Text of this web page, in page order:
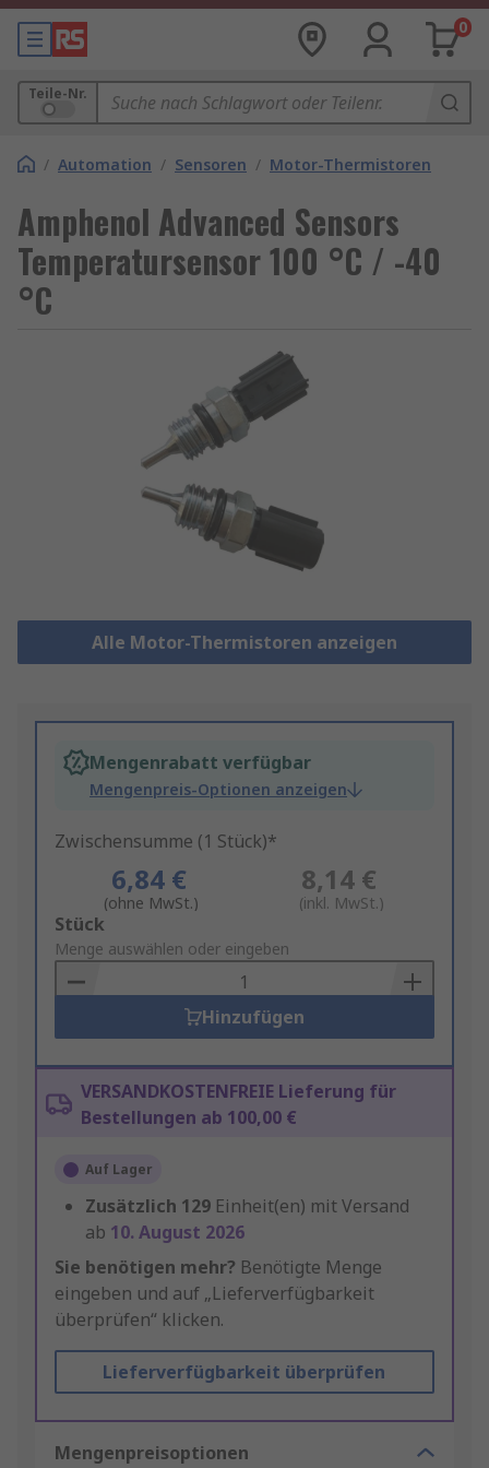
0
Teile-Nr.
/ Automation / Sensoren / Motor-Thermistoren
Amphenol Advanced Sensors
Temperatursensor 100 °C / -40
°C
Alle Motor-Thermistoren anzeigen
Mengenrabatt verfügbar
Mengenpreis-Optionen anzeigen
Zwischensumme (1 Stück)*
6,84 €
(ohne MwSt.)
8,14 €
(inkl. MwSt.)
Add
to
Basket
Stück
Menge auswählen oder eingeben
Hinzufügen
VERSANDKOSTENFREIE Lieferung für
Bestellungen ab 100,00 €
Auf Lager
Zusätzlich 129 Einheit(en) mit Versand
ab 10. August 2026
Sie benötigen mehr? Benötigte Menge
eingeben und auf „Lieferverfügbarkeit
überprüfen“ klicken.
Lieferverfügbarkeit überprüfen
Mengenpreisoptionen